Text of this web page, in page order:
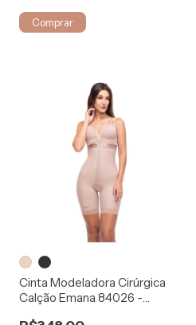
Comprar
Cinta Modeladora Cirúrgica
Calção Emana 84026 -